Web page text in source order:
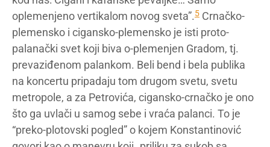
oplemenjeno vertikalom novog sveta”.5 Crnačko-
plemensko i cigansko-plemensko je isti proto-
palanački svet koji biva o-plemenjen Gradom, tj.
prevaziđenom palankom. Beli bend i bela publika
na koncertu pripadaju tom drugom svetu, svetu
metropole, a za Petrovića, cigansko-crnačko je ono
što ga uvlači u samog sebe i vraća palanci. To je
“preko-plotovski pogled” o kojem Konstantinović